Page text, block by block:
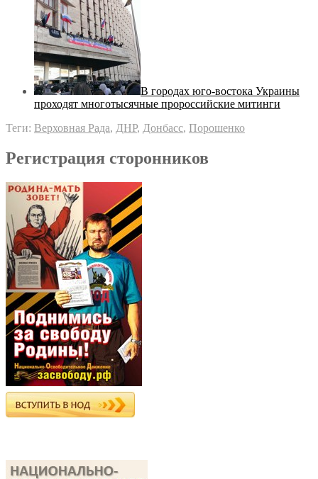
В городах юго-востока Украины
проходят многотысячные пророссийские митинги
Теги: Верховная Рада, ДНР, Донбасс, Порошенко
Регистрация сторонников